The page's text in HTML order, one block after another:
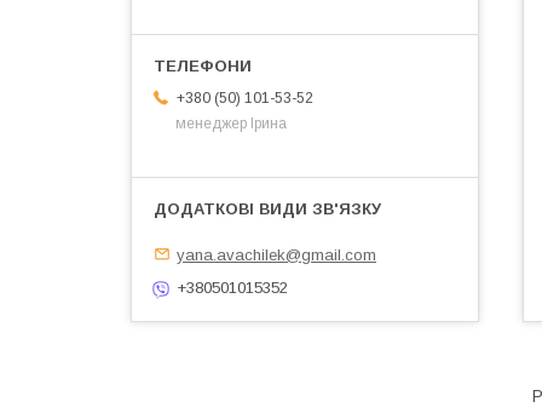
+380 (50) 101-53-52
менеджер Ірина
yana.avachilek@gmail.com
+380501015352